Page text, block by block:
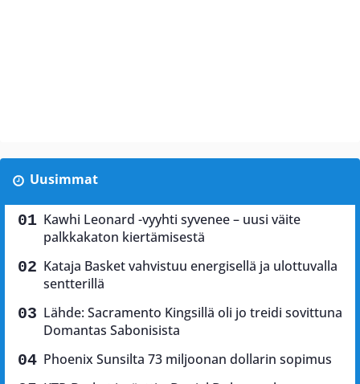
Uusimmat
Kawhi Leonard -vyyhti syvenee – uusi väite
palkkakaton kiertämisestä
Kataja Basket vahvistuu energisellä ja ulottuvalla
sentterillä
Lähde: Sacramento Kingsillä oli jo treidi sovittuna
Domantas Sabonisista
Phoenix Sunsilta 73 miljoonan dollarin sopimus